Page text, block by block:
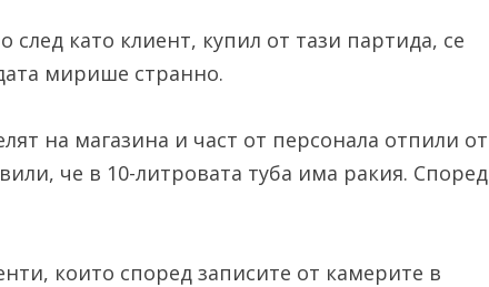
като клиент, купил от тази партида, се
мирише странно.
на магазина и част от персонала отпили от
че в 10-литровата туба има ракия. Според
които според записите от камерите в